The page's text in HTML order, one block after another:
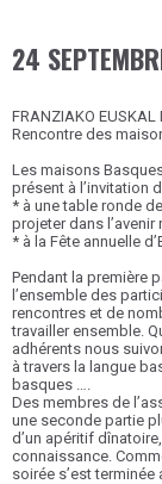
24
FRANZIAKO EUSKAL
Rencontre des
Les maisons
présent à l’invitation
* à une table ronde
projeter dans
* à la Fête annuelle
Pendant la première
l’ensemble des
rencontres et de
travailler ensemble.
adhérents nous
à travers la langue
basques ….
Des membres de
une seconde partie
d’un apéritif
connaissance.
soirée s’est